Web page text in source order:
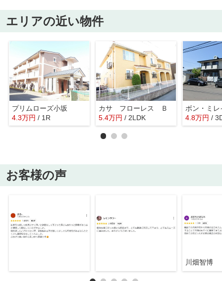
エリアの近い物件
プリムローズ小坂
4.3万円 / 1R
カサ フローレス Ｂ
5.4万円 / 2LDK
ボン・ミレ
4.8万円 /
お客様の声
川畑智博